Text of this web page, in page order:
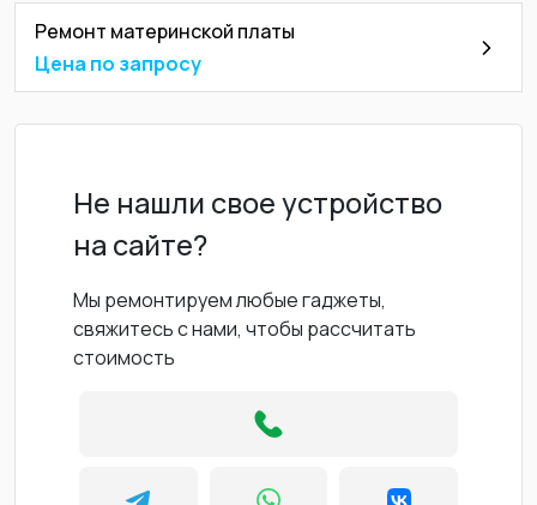
Ремонт материнской платы
Цена по запросу
Не нашли свое устройство
на сайте?
Мы ремонтируем любые гаджеты,
свяжитесь с нами, чтобы рассчитать
стоимость